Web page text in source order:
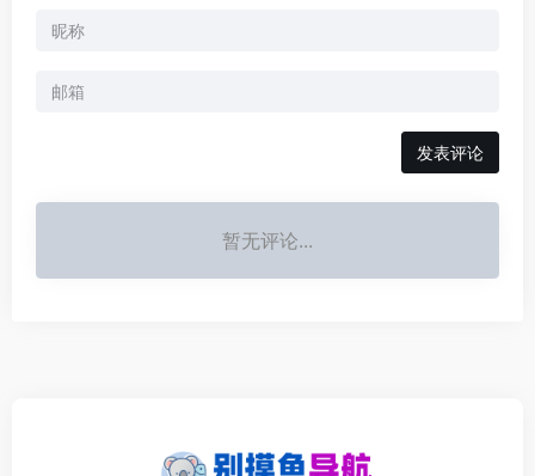
发表评论
暂无评论...